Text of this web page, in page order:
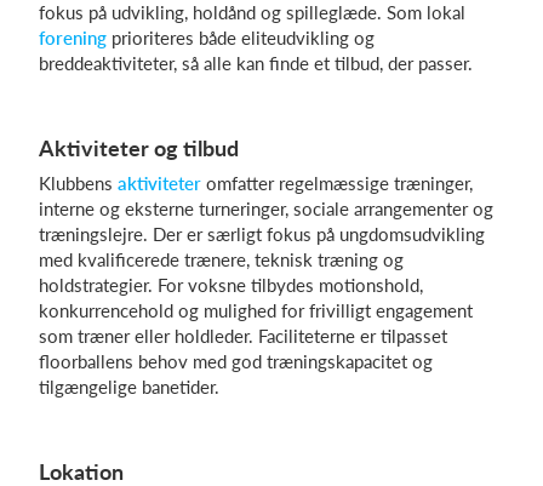
Billetsystem
Log på
fokus på udvikling, holdånd og spilleglæde. Som lokal
forening prioriteres både eliteudvikling og
breddeaktiviteter, så alle kan finde et tilbud, der passer.
Aktiviteter og tilbud
Klubbens aktiviteter omfatter regelmæssige træninger,
interne og eksterne turneringer, sociale arrangementer og
træningslejre. Der er særligt fokus på ungdomsudvikling
med kvalificerede trænere, teknisk træning og
holdstrategier. For voksne tilbydes motionshold,
konkurrencehold og mulighed for frivilligt engagement
som træner eller holdleder. Faciliteterne er tilpasset
floorballens behov med god træningskapacitet og
tilgængelige banetider.
Lokation